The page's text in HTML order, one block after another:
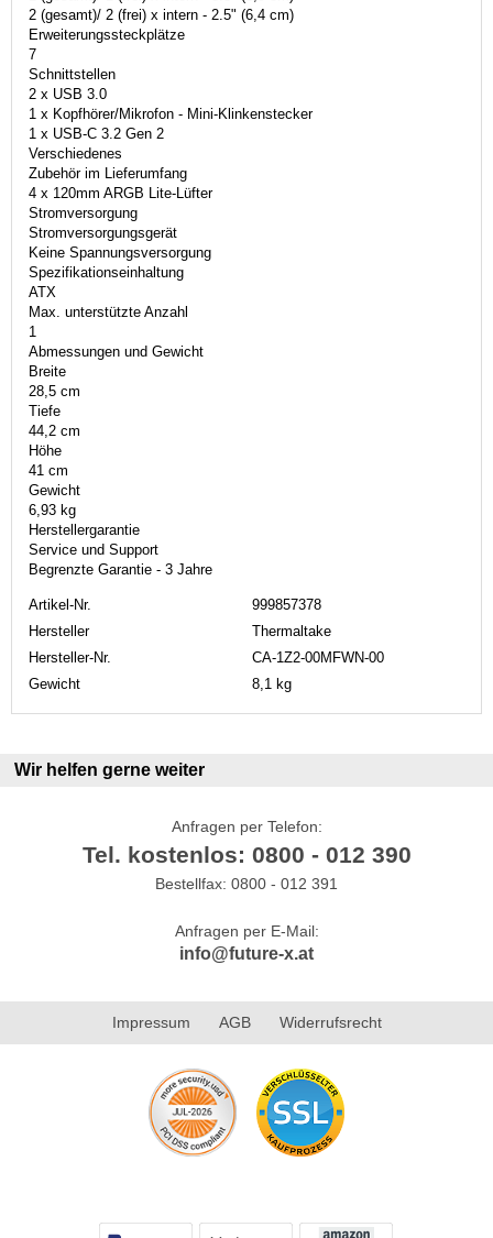
2 (gesamt)/ 2 (frei) x intern - 2.5" (6,4 cm)
Erweiterungssteckplätze
7
Schnittstellen
2 x USB 3.0
1 x Kopfhörer/Mikrofon - Mini-Klinkenstecker
1 x USB-C 3.2 Gen 2
Verschiedenes
Zubehör im Lieferumfang
4 x 120mm ARGB Lite-Lüfter
Stromversorgung
Stromversorgungsgerät
Keine Spannungsversorgung
Spezifikationseinhaltung
ATX
Max. unterstützte Anzahl
1
Abmessungen und Gewicht
Breite
28,5 cm
Tiefe
44,2 cm
Höhe
41 cm
Gewicht
6,93 kg
Herstellergarantie
Service und Support
Begrenzte Garantie - 3 Jahre
Artikel-Nr.
999857378
Hersteller
Thermaltake
Hersteller-Nr.
CA-1Z2-00MFWN-00
Gewicht
8,1 kg
Wir helfen gerne weiter
Anfragen per Telefon:
Tel. kostenlos: 0800 - 012 390
Bestellfax: 0800 - 012 391
Anfragen per E-Mail:
info@future-x.at
Impressum AGB Widerrufsrecht